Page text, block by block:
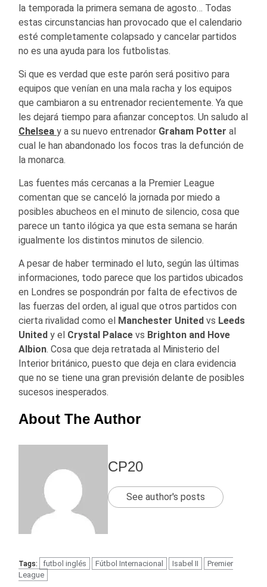
la temporada la primera semana de agosto… Todas
estas circunstancias han provocado que el calendario
esté completamente colapsado y cancelar partidos
no es una ayuda para los futbolistas.
Si que es verdad que este parón será positivo para
equipos que venían en una mala racha y los equipos
que cambiaron a su entrenador recientemente. Ya que
les dejará tiempo para afianzar conceptos. Un saludo al
Chelsea y a su nuevo entrenador Graham Potter al
cual le han abandonado los focos tras la defunción de
la monarca.
Las fuentes más cercanas a la Premier League
comentan que se canceló la jornada por miedo a
posibles abucheos en el minuto de silencio, cosa que
parece un tanto ilógica ya que esta semana se harán
igualmente los distintos minutos de silencio.
A pesar de haber terminado el luto, según las últimas
informaciones, todo parece que los partidos ubicados
en Londres se pospondrán por falta de efectivos de
las fuerzas del orden, al igual que otros partidos con
cierta rivalidad como el Manchester United vs Leeds
United y el Crystal Palace vs Brighton and Hove
Albion. Cosa que deja retratada al Ministerio del
Interior británico, puesto que deja en clara evidencia
que no se tiene una gran previsión delante de posibles
sucesos inesperados.
About The Author
CP20
See author's posts
Tags: futbol inglés Fútbol Internacional Isabel II
Premier
League